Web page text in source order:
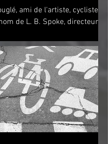
ami de l'artiste, cycliste
de L. B. Spoke, directeur de
(huile...